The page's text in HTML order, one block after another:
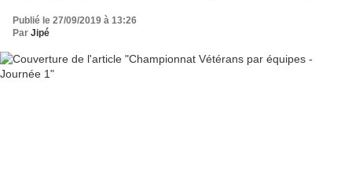
Publié le 27/09/2019 à 13:26
Par Jipé